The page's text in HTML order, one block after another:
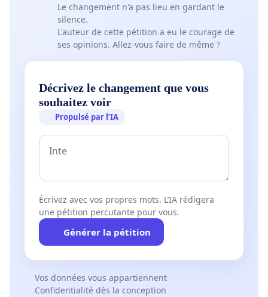
Le changement n'a pas lieu en gardant le
silence.
L'auteur de cette pétition a eu le courage de
ses opinions. Allez-vous faire de même ?
Décrivez le changement que vous
souhaitez voir
Propulsé par l’IA
Écrivez avec vos propres mots. L’IA rédigera
une pétition percutante pour vous.
Générer la pétition
Vos données vous appartiennent
Confidentialité dès la conception